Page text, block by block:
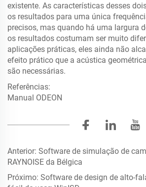
existente. As características desses
os resultados para uma única
precisos, mas quando há uma largura
os resultados costumam ser muito
aplicações práticas, eles ainda não
efeito prático que a acústica
são necessárias.
Referências:
Manual ODEON
Anterior: Software de simulação de
RAYNOISE da Bélgica
Próximo: Software de design de alto-